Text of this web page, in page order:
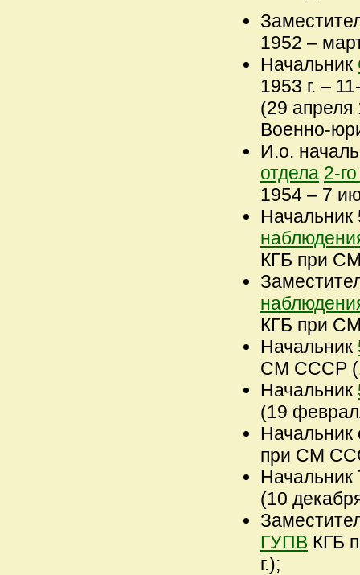
1952 –
Начальник
1953 г. –
(29 апреля
Военно-
И.о.
отдела 2-
1954 – 7
Начальник
КГБ при
КГБ при
Начальник
СМ СССР
Начальник
(19
при СМ
Начальник
(10
ГУПВ КГБ
г.);